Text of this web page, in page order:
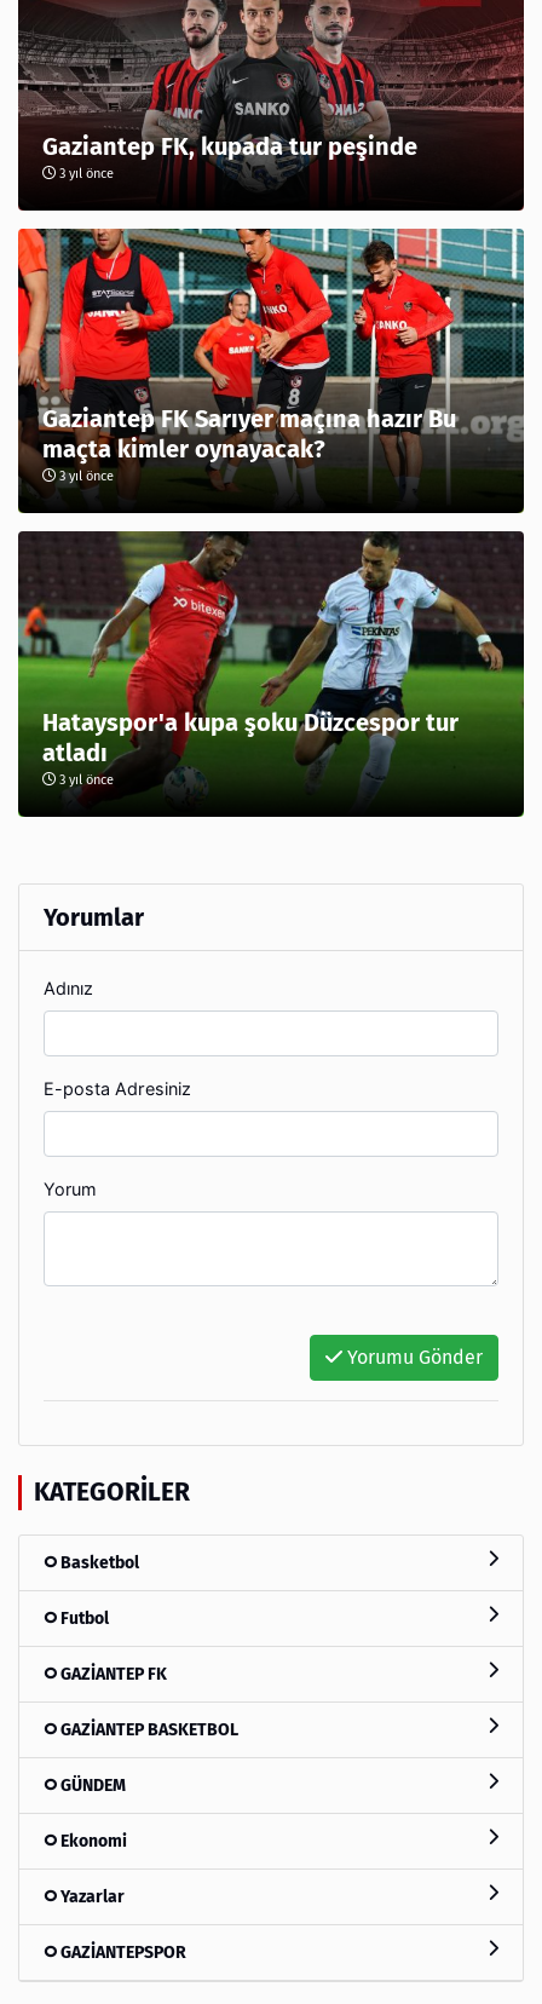
Gaziantep FK, kupada tur peşinde
3 yıl önce
Gaziantep FK Sarıyer maçına hazır Bu
maçta kimler oynayacak?
3 yıl önce
Hatayspor'a kupa şoku Düzcespor tur
atladı
3 yıl önce
Yorumlar
Adınız
E-posta Adresiniz
Yorum
Yorumu Gönder
KATEGORILER
Basketbol
Futbol
GAZİANTEP FK
GAZİANTEP BASKETBOL
GÜNDEM
Ekonomi
Yazarlar
GAZİANTEPSPOR